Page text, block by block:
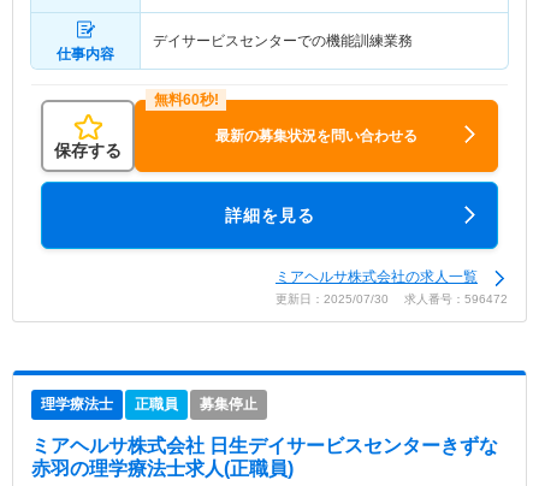
仕事内容
デイサービスセンターでの機能訓練業務
保存する
最新の募集状況を問い合わせる
詳細を見る
ミアヘルサ株式会社の求人一覧
更新日：2025/07/30 求人番号：596472
理学療法士 正職員 募集停止
ミアヘルサ株式会社 日生デイサービスセンターきずな
赤羽の理学療法士求人(正職員)